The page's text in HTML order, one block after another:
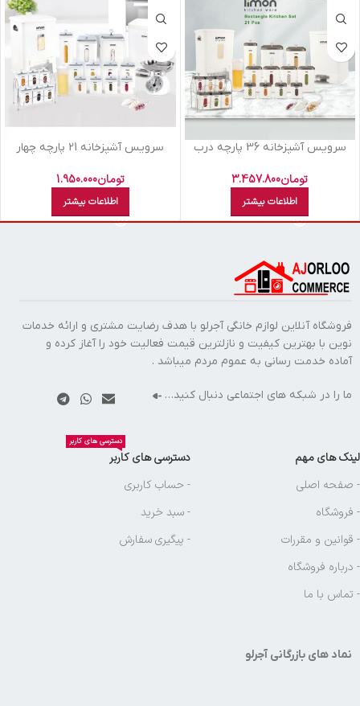
سرويس آشپزخانه 36 پارچه درب
تومان3.457.800
اطلاعات بیشتر
سرویس آشپزخانه 21 پارچه چهار
تومان1.950.000
اطلاعات بیشتر
فروشگاه آنلاین لوازم خانگی آجرلو با هدف رضایت مشتری و ارائه خدمات
نوین با بهترین کیفیت و نازلترین قیمت فعالیت خود را آغاز کرده و
آماده خدمت رسانی به عموم مردم میباشد .
ما را در شبکه های اجتماعی دنبال کنید…
لینک های مهم
- صفحه اصلی
- فروشگاه
- قوانین و مقررات
- درباره فروشگاه
- تماس با ما
دسترسی های کاربر
دسترسی های کاربر
- حساب کاربری
- سبد خرید
- پیگیری سفارش
نماد های بازرگانی آجرلو